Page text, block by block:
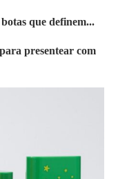
que definem...
presentear com